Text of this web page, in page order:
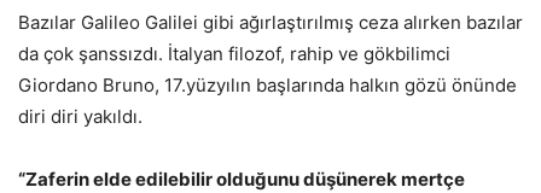
Bazılar Galileo Galilei gibi ağırlaştırılmış ceza alırken bazılar
da çok şanssızdı. İtalyan filozof, rahip ve gökbilimci
Giordano Bruno, 17.yüzyılın başlarında halkın gözü önünde
diri diri yakıldı.
“Zaferin elde edilebilir olduğunu düşünerek mertçe